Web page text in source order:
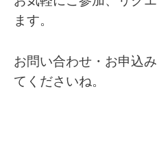
ます。
お問い合わせ・お申込
てくださいね。